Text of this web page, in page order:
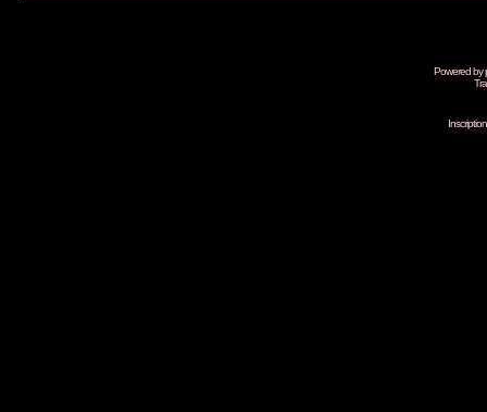
Powered by